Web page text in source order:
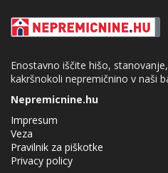
Enostavno iščite hišo,
kakršnokoli nepremičnino v naši
Nepremicnine.hu
Impresum
Veza
Pravilnik za piškotke
Privacy policy